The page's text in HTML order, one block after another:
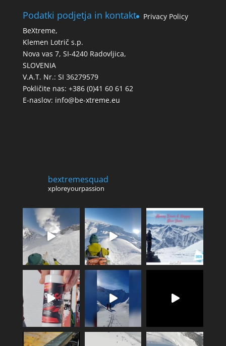
Podatki podjetja in kontakt
BeXtreme,
Klemen Lotrič s.p.
Nova vas 7, SI-4240 Radovljica,
SLOVENIA
V.A.T. Nr.: SI 36279579
Pokličite nas: +386 (0)41 60 61 62
E-naslov: info@be-xtreme.eu
Privacy Policy
bextremesquad
xploreyourpassion